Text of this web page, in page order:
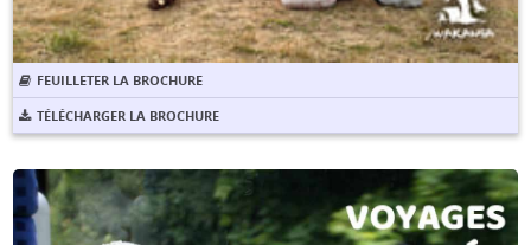
FEUILLETER LA BROCHURE
TÉLÉCHARGER LA BROCHURE